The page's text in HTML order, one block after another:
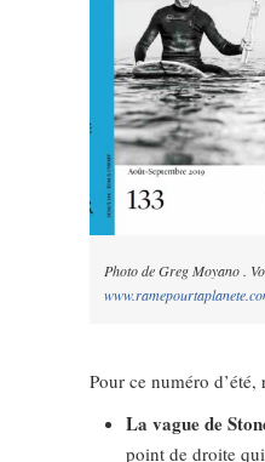
Photo de Greg Moyano .
Pour ce numéro
La vague de
point de droite